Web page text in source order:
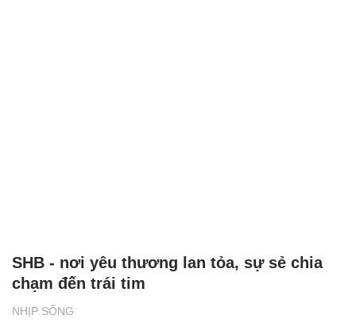
NHỊP SỐNG
SHB - nơi yêu thương lan tỏa, sự sẻ chia
chạm đến trái tim